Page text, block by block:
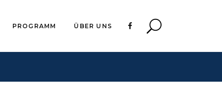
PROGRAMM ÜBER UNS